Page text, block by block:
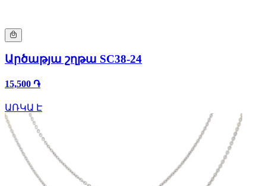
Արծաթյա շղթա SC38-24
15,500 ֏
ԱՌԿԱ Է